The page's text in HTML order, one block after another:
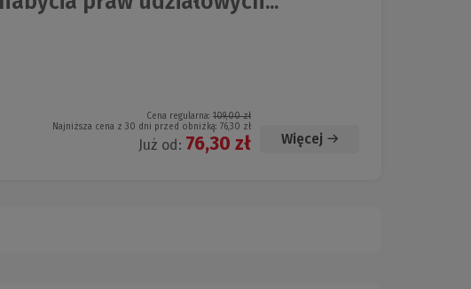
Cena regularna: 109,00 zł
Najniższa cena z 30 dni przed obniżką: 76,30 zł
Już od: 76,30 zł Więcej